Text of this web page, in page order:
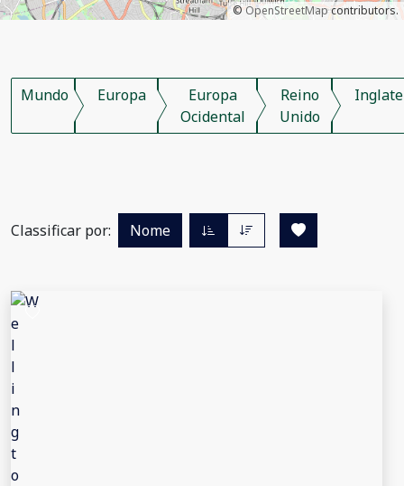
©OpenStreetMapcontributors.
Mundo Europa
Europa
Ocidental
Reino
Unido
Classificar por: Nome